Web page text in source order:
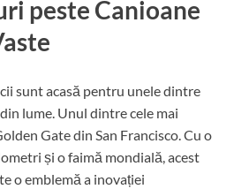
peste Canioane
sunt acasă pentru unele dintre
lume. Unul dintre cele mai
Gate din San Francisco. Cu o
și o faimă mondială, acest
o emblemă a inovației